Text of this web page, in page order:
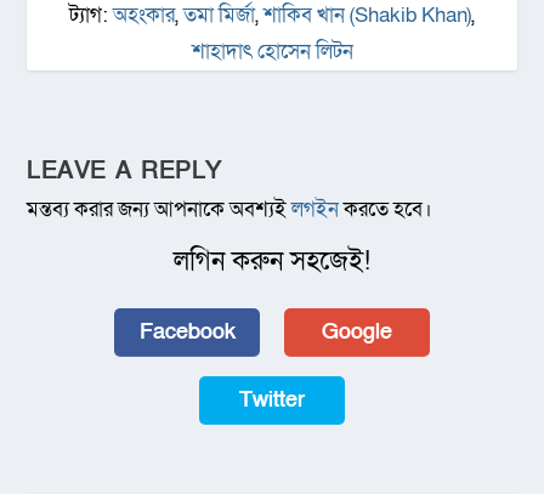
ট্যাগ:অহংকার,তমা মির্জা,শাকিব খান (Shakib Khan),
শাহাদাৎ হোসেন লিটন
LEAVE A REPLY
মন্তব্য করার জন্য আপনাকে অবশ্যইলগইনকরতে হবে।
লগিন করুন সহজেই!
Facebook Google
Twitter